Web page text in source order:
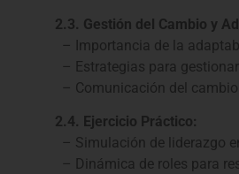
2.3. Gestión del Cambio y
– Importancia de la
– Estrategias para
– Comunicación del
2.4. Ejercicio Práctico:
– Simulación de liderazgo
– Dinámica de roles para